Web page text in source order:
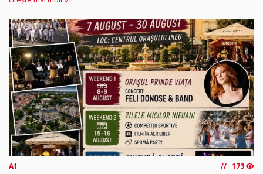
A1 173